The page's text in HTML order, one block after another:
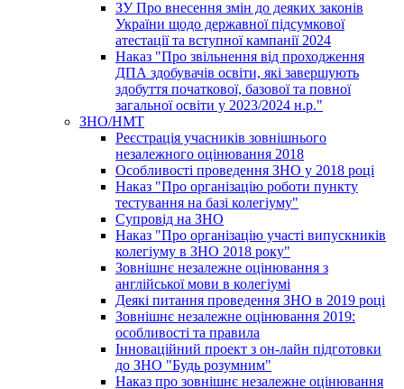
ЗУ Про внесення змін до деяких законів
України щодо державної підсумкової
атестації та вступної кампанії 2024
Наказ "Про звільнення від проходження
ДПА здобувачів освіти, які завершують
здобуття початкової, базової та повної
загальної освіти у 2023/2024 н.р."
ЗНО/НМТ
Реєстрація учасників зовнішнього
незалежного оцінювання 2018
Особливості проведення ЗНО у 2018 році
Наказ "Про організацію роботи пункту
тестування на базі колегіуму"
Супровід на ЗНО
Наказ "Про організацію участі випускників
колегіуму в ЗНО 2018 року"
Зовнішнє незалежне оцінювання з
англійської мови в колегіумі
Деякі питання проведення ЗНО в 2019 році
Зовнішнє незалежне оцінювання 2019:
особливості та правила
Інноваційний проект з он-лайн підготовки
до ЗНО "Будь розумним"
Наказ про зовнішнє незалежне оцінювання